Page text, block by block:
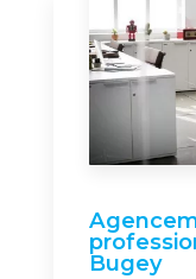
Bugey